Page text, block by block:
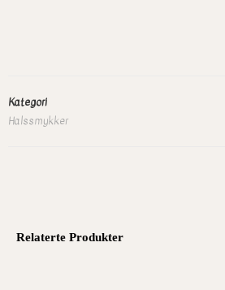
Kategori
Halssmykker
Relaterte Produkter